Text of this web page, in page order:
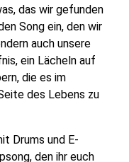
das wir gefunden
Song ein, den wir
auch unsere
ein Lächeln auf
die es im
des Lebens zu
Drums und E-
den ihr euch